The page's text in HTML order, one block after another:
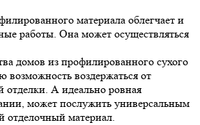
материала облегчает и
работы. Она может осуществляться
домов из профилированного сухого
возможность воздержаться от
А идеально ровная
может послужить универсальным
отделочный материал.